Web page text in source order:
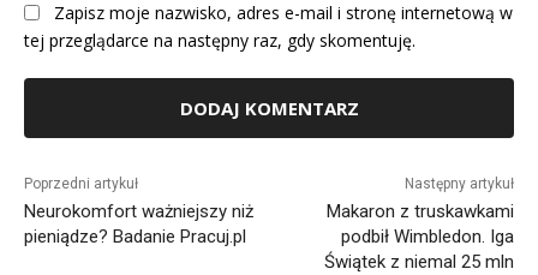
Zapisz moje nazwisko, adres e-mail i stronę internetową w
tej przeglądarce na następny raz, gdy skomentuję.
Poprzedni artykuł
Neurokomfort ważniejszy niż
pieniądze? Badanie Pracuj.pl
Następny artykuł
Makaron z truskawkami
podbił Wimbledon. Iga
Świątek z niemal 25 mln